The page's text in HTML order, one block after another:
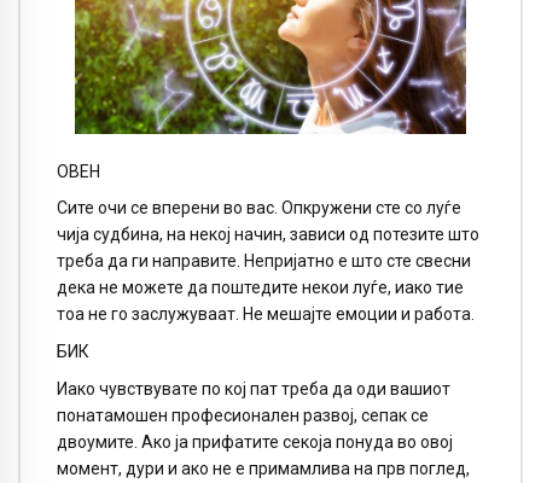
ОВЕН
Сите очи се вперени во вас. Опкружени сте со луѓе
чија судбина, на некој начин, зависи од потезите што
треба да ги направите. Непријатно е што сте свесни
дека не можете да поштедите некои луѓе, иако тие
тоа не го заслужуваат. Не мешајте емоции и работа.
БИК
Иако чувствувате по кој пат треба да оди вашиот
понатамошен професионален развој, сепак се
двоумите. Ако ја прифатите секоја понуда во овој
момент, дури и ако не е примамлива на прв поглед,